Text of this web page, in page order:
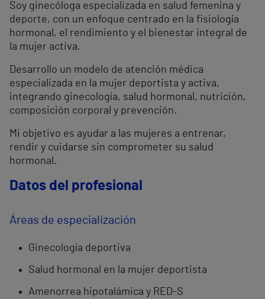
Soy ginecóloga especializada en salud femenina y
deporte, con un enfoque centrado en la fisiología
hormonal, el rendimiento y el bienestar integral de
la mujer activa.
Desarrollo un modelo de atención médica
especializada en la mujer deportista y activa,
integrando ginecología, salud hormonal, nutrición,
composición corporal y prevención.
Mi objetivo es ayudar a las mujeres a entrenar,
rendir y cuidarse sin comprometer su salud
hormonal.
Datos del profesional
Áreas de especialización
Ginecología deportiva
Salud hormonal en la mujer deportista
Amenorrea hipotalámica y RED-S